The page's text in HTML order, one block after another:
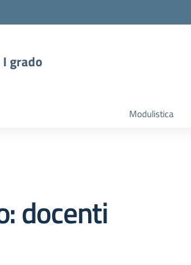
grado
Modulistica
docenti